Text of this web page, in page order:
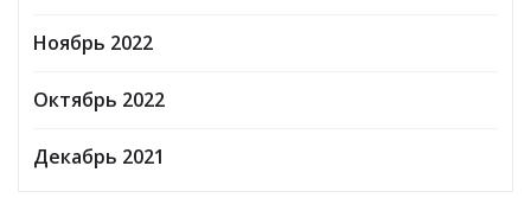
Ноябрь 2022
Октябрь 2022
Декабрь 2021